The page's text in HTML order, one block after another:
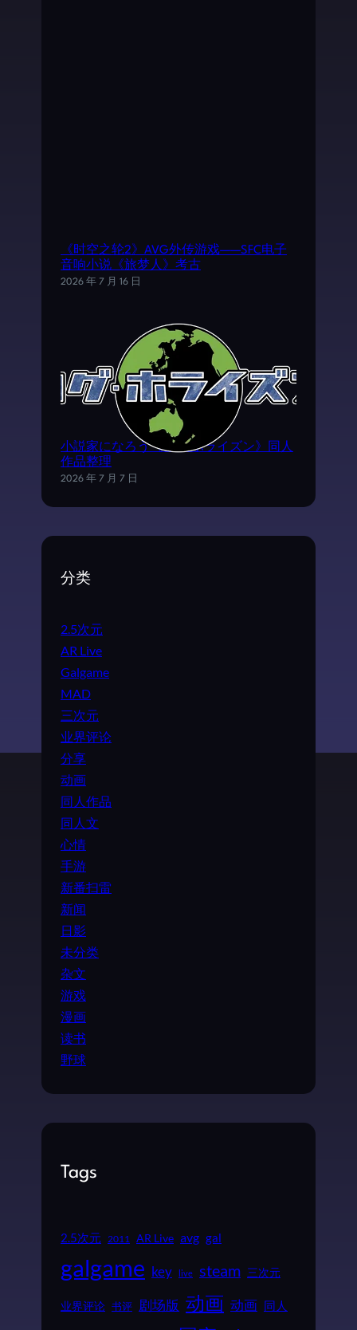
《时空之轮2》AVG外传游戏——SFC电子
音响小说《旅梦人》考古
2026 年 7 月 16 日
小説家になろう《ログ·ホライズン》同人
作品整理
2026 年 7 月 7 日
分类
2.5次元
AR Live
Galgame
MAD
三次元
业界评论
分享
动画
同人作品
同人文
心情
手游
新番扫雷
新闻
日影
未分类
杂文
游戏
漫画
读书
野球
Tags
2.5次元 2011 AR Live avg gal
galgame key live steam 三次元
业界评论 书评 剧场版 动画 动画 同人